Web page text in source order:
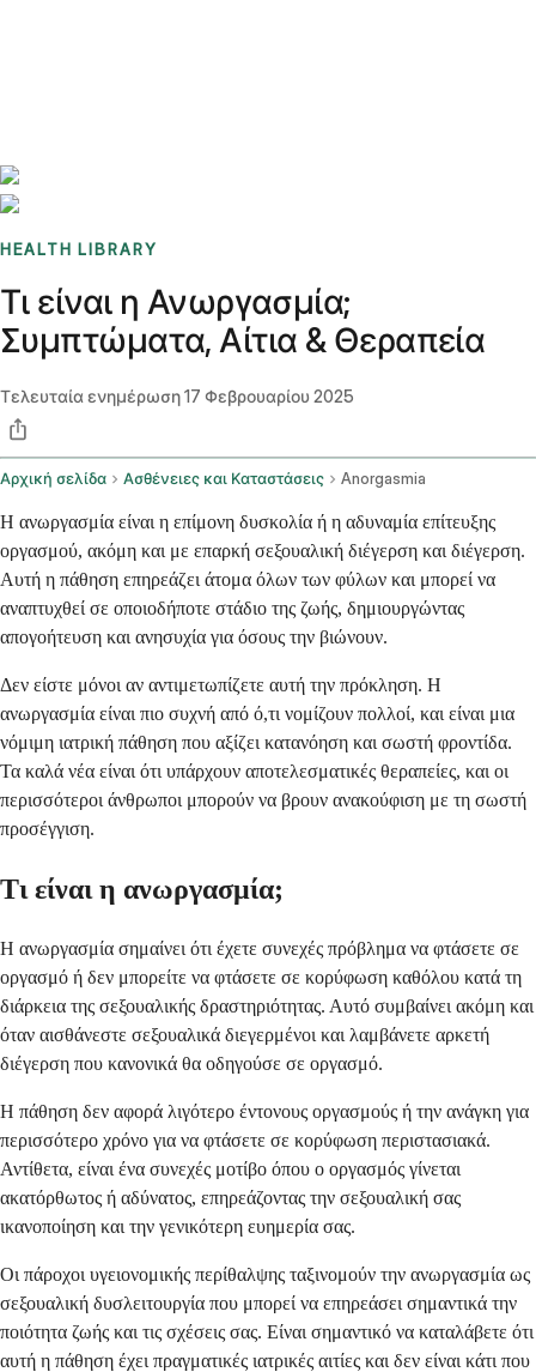
HEALTH LIBRARY
Τι είναι η Ανωργασμία;
Συμπτώματα, Αίτια & Θεραπεία
Τελευταία ενημέρωση17 Φεβρουαρίου 2025
Αρχική σελίδα Ασθένειες και Καταστάσεις Anorgasmia
Η ανωργασμία είναι η επίμονη δυσκολία ή η αδυναμία επίτευξης
οργασμού, ακόμη και με επαρκή σεξουαλική διέγερση και διέγερση.
Αυτή η πάθηση επηρεάζει άτομα όλων των φύλων και μπορεί να
αναπτυχθεί σε οποιοδήποτε στάδιο της ζωής, δημιουργώντας
απογοήτευση και ανησυχία για όσους την βιώνουν.
Δεν είστε μόνοι αν αντιμετωπίζετε αυτή την πρόκληση. Η
ανωργασμία είναι πιο συχνή από ό,τι νομίζουν πολλοί, και είναι μια
νόμιμη ιατρική πάθηση που αξίζει κατανόηση και σωστή φροντίδα.
Τα καλά νέα είναι ότι υπάρχουν αποτελεσματικές θεραπείες, και οι
περισσότεροι άνθρωποι μπορούν να βρουν ανακούφιση με τη σωστή
προσέγγιση.
Τι είναι η ανωργασμία;
Η ανωργασμία σημαίνει ότι έχετε συνεχές πρόβλημα να φτάσετε σε
οργασμό ή δεν μπορείτε να φτάσετε σε κορύφωση καθόλου κατά τη
διάρκεια της σεξουαλικής δραστηριότητας. Αυτό συμβαίνει ακόμη και
όταν αισθάνεστε σεξουαλικά διεγερμένοι και λαμβάνετε αρκετή
διέγερση που κανονικά θα οδηγούσε σε οργασμό.
Η πάθηση δεν αφορά λιγότερο έντονους οργασμούς ή την ανάγκη για
περισσότερο χρόνο για να φτάσετε σε κορύφωση περιστασιακά.
Αντίθετα, είναι ένα συνεχές μοτίβο όπου ο οργασμός γίνεται
ακατόρθωτος ή αδύνατος, επηρεάζοντας την σεξουαλική σας
ικανοποίηση και την γενικότερη ευημερία σας.
Οι πάροχοι υγειονομικής περίθαλψης ταξινομούν την ανωργασμία ως
σεξουαλική δυσλειτουργία που μπορεί να επηρεάσει σημαντικά την
ποιότητα ζωής και τις σχέσεις σας. Είναι σημαντικό να καταλάβετε ότι
αυτή η πάθηση έχει πραγματικές ιατρικές αιτίες και δεν είναι κάτι που